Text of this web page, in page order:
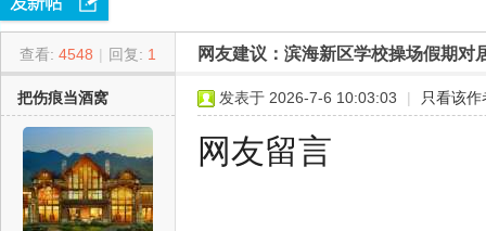
» ›
查看: 4548 | 回复: 1 网友建议：滨海新区学校操场假期对
把伤痕当酒窝 发表于 2026-7-6 10:03:03 | 只看该作
网友留言